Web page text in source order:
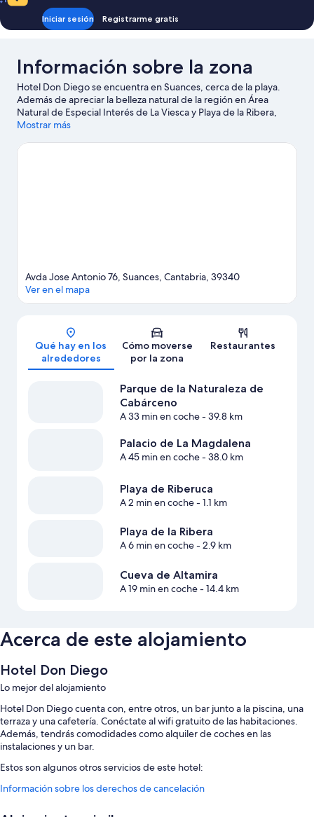
Iniciar sesión Registrarme gratis
Información sobre la zona
Hotel Don Diego se encuentra en Suances, cerca de la playa.
Además de apreciar la belleza natural de la región en Área
Natural de Especial Interés de La Viesca y Playa de la Ribera,
también puedes visitar lugares fundamentales para los
Museo de la Inquisición. Parque de la Naturaleza de Cabárceno
Mostrar más
Mapa
Avda Jose Antonio 76, Suances, Cantabria, 39340
Ver en el mapa
Qué hay en los
alrededores
Cómo moverse
por la zona
Restaurantes
Parque de la Naturaleza de
Cabárceno
A 33 min en coche- 39.8 km
Palacio de La Magdalena
A 45 min en coche- 38.0 km
Playa de Riberuca
A 2 min en coche- 1.1 km
Playa de la Ribera
A 6 min en coche- 2.9 km
Cueva de Altamira
A 19 min en coche- 14.4 km
Acerca de este alojamiento
Hotel Don Diego
Lo mejor del alojamiento
Hotel Don Diego cuenta con, entre otros, un bar junto a la piscina, una
terraza y una cafetería. Conéctate al wifi gratuito de las habitaciones.
Además, tendrás comodidades como alquiler de coches en las
instalaciones y un bar.
Estos son algunos otros servicios de este hotel:
Una piscina cubierta y acceso a una piscina al aire libre cercana, con
Información sobre los derechos de cancelación